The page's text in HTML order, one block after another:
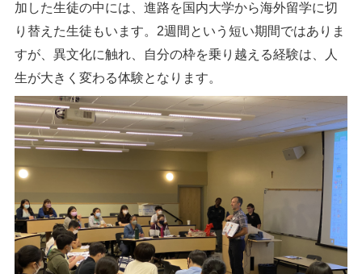
加した生徒の中には、進路を国内大学から海外留学に切
り替えた生徒もいます。 2週間という短い期間ではありま
すが、異文化に触れ、自分の枠を乗り越える経験は、人
生が大きく変わる体験となります。